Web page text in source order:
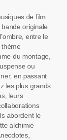
de film.
bande originale
entre le
du montage,
ou
en passant
les plus grands
leurs
abordent le
alchimie